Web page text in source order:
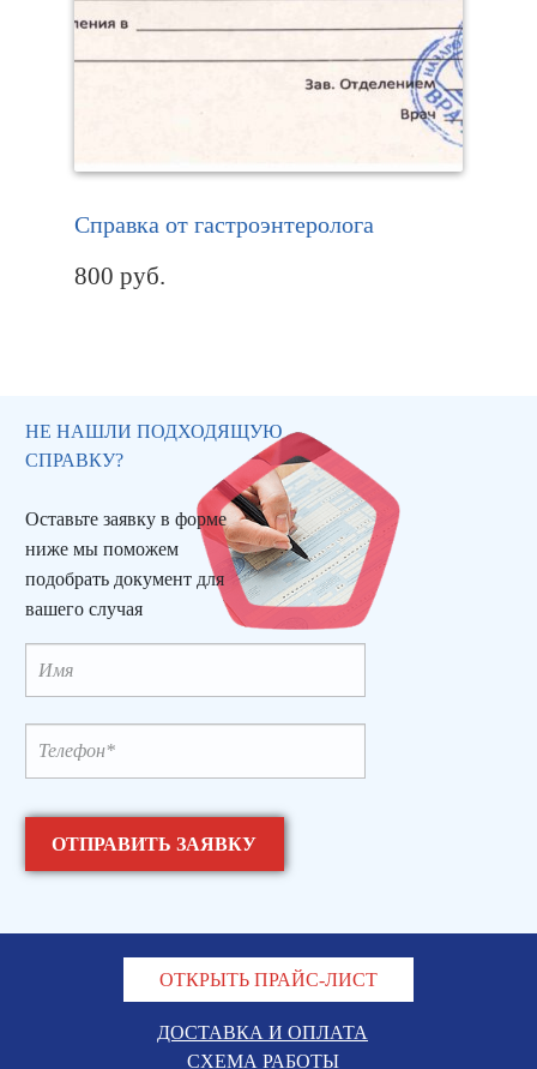
Справка от гастроэнтеролога
800 руб.
НЕ НАШЛИ ПОДХОДЯЩУЮ
СПРАВКУ?
Оставьте заявку в форме
ниже мы поможем
подобрать документ для
вашего случая
ОТКРЫТЬ ПРАЙС-ЛИСТ
ДОСТАВКА И ОПЛАТА
СХЕМА РАБОТЫ